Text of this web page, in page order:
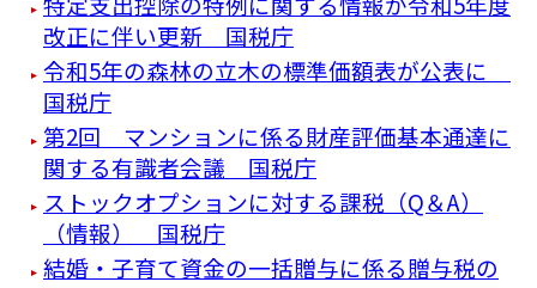
改正に伴い更新 国税庁
令和5年の森林の立木の標準価額表が公表に
国税庁
第2回 マンションに係る財産評価基本通達に
関する有識者会議 国税庁
ストックオプションに対する課税（Q＆A）
（情報） 国税庁
結婚・子育て資金の一括贈与に係る贈与税の